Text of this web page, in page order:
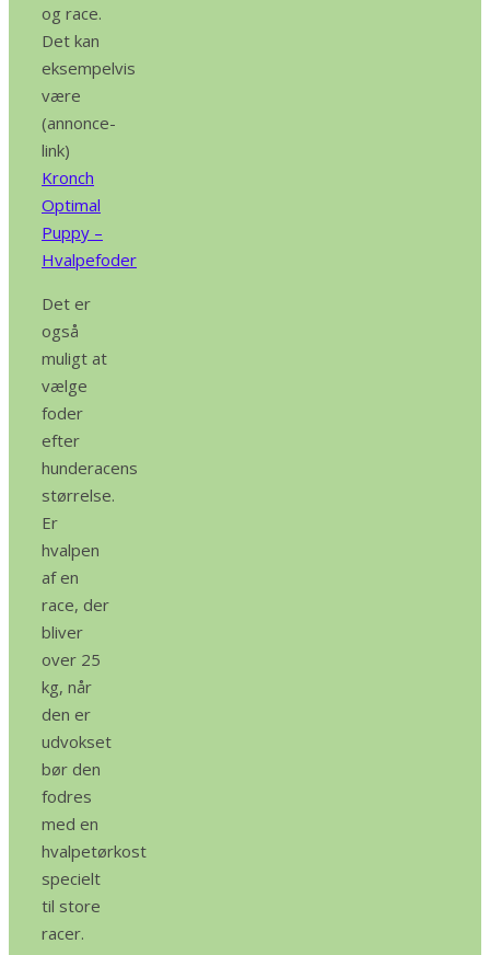
og race.
Det kan
eksempelvis
være
(annonce-
link)
Kronch
Optimal
Puppy –
Hvalpefoder
Det er
også
muligt at
vælge
foder
efter
hunderacens
størrelse.
Er
hvalpen
af en
race, der
bliver
over 25
kg, når
den er
udvokset
bør den
fodres
med en
hvalpetørkost
specielt
til store
racer.